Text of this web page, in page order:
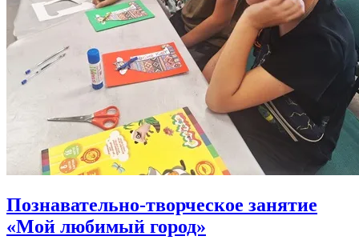
Познавательно-творческое занятие
«Мой любимый город»